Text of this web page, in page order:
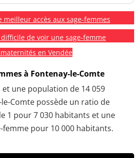
meilleur accès aux sage-femmes
de voir une sage-femme
maternités en Vendée
à Fontenay-le-Comte
et une population de 14 059
Comte possède un ratio de
1 pour 7 030 habitants et une
femme pour 10 000 habitants.